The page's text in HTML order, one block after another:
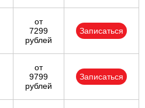
от
7299
рублей
Записаться
от
9799
рублей
Записаться